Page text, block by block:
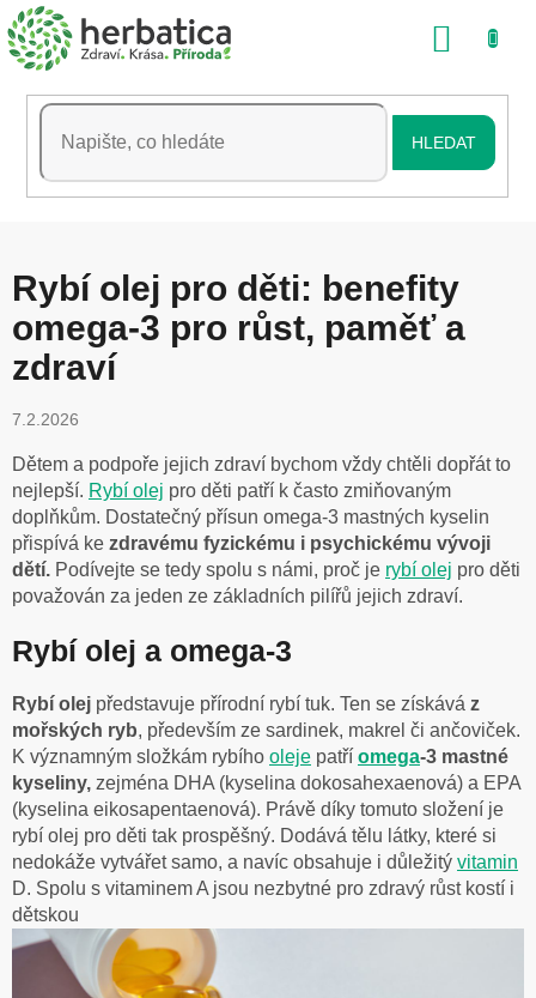
Přejít
na
obsah
HLEDAT
Rybí olej pro děti: benefity
omega-3 pro růst, paměť a
zdraví
7.2.2026
Dětem a podpoře jejich zdraví bychom vždy chtěli dopřát to
nejlepší. Rybí olej pro děti patří k často zmiňovaným
doplňkům. Dostatečný přísun omega-3 mastných kyselin
přispívá ke zdravému fyzickému i psychickému vývoji
dětí. Podívejte se tedy spolu s námi, proč je rybí olej pro děti
považován za jeden ze základních pilířů jejich zdraví.
Rybí olej a omega-3
Rybí olej představuje přírodní rybí tuk. Ten se získává z
mořských ryb, především ze sardinek, makrel či ančoviček.
K významným složkám rybího oleje patří omega-3 mastné
kyseliny, zejména DHA (kyselina dokosahexaenová) a EPA
(kyselina eikosapentaenová). Právě díky tomuto složení je
rybí olej pro děti tak prospěšný. Dodává tělu látky, které si
nedokáže vytvářet samo, a navíc obsahuje i důležitý vitamin
D. Spolu s vitaminem A jsou nezbytné pro zdravý růst kostí i
dětskou